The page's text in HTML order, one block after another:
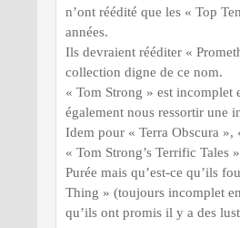
n’ont réédité que les « Top
années.
Ils devraient rééditer «
collection digne de ce nom.
« Tom Strong » est incomplet
également nous ressortir une
Idem pour « Terra Obscura »,
« Tom Strong’s Terrific Tales
Purée mais qu’est-ce qu’ils
Thing » (toujours incomplet
qu’ils ont promis il y a des